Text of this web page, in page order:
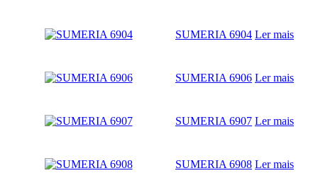
SUMERIA 6904 Ler mais
SUMERIA 6906 Ler mais
SUMERIA 6907 Ler mais
SUMERIA 6908 Ler mais